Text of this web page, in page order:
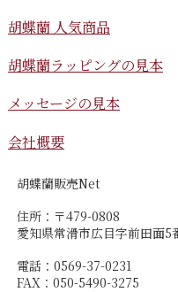
胡蝶蘭 人気商品
胡蝶蘭ラッピングの見本
メッセージの見本
会社概要
胡蝶蘭販売Net
住所：〒479-0808
愛知県常滑市広目字前田面5
電話：0569-37-0231
FAX：050-5490-3275